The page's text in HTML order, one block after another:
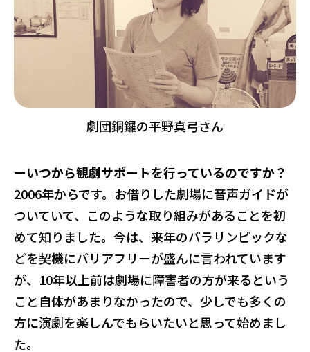
劇団銅鑼の平野真弓さん
ーいつから観劇サポートを行っているのですか？
2006年からです。お借りした劇場に音声ガイドが
ついていて、このような取り組みがあることを初
めて知りました。今は、来年のパラリンピックな
どを契機にバリアフリーが盛んに言われています
が、10年以上前は劇場に障害者の方が来るという
こと自体があまりなかったので、少しでも多くの
方に演劇を楽しんでもらいたいと思って始めまし
た。